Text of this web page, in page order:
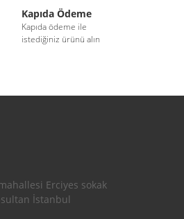
Kapıda Ödeme
Kapıda ödeme ile
istediğiniz ürünü alın
Erciyes sokak
İstanbul